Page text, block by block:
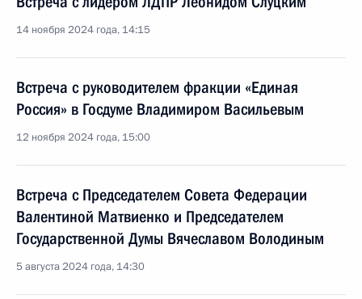
14 ноября 2024 года, 14:15
Встреча с руководителем фракции «Единая
Россия» в Госдуме Владимиром Васильевым
12 ноября 2024 года, 15:00
Встреча с Председателем Совета Федерации
Валентиной Матвиенко и Председателем
Государственной Думы Вячеславом Володиным
5 августа 2024 года, 14:30